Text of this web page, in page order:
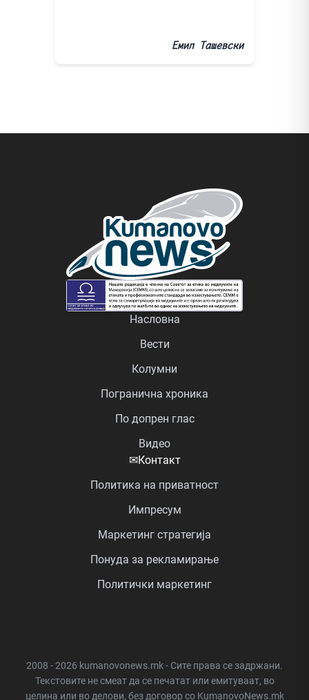
Емил Ташевски
Насловна
Вести
Колумни
Погранична хроника
По допрен глас
Видео
✉Контакт
Политика на приватност
Импресум
Маркетинг стратегија
Понуда за рекламирање
Политички маркетинг
2008 - 2026 kumanovonews.mk - Сите права се задржани.
Текстовите не смеат да се печатат или емитуваат, во
целина или во делови, без договор со KumanovoNews.mk